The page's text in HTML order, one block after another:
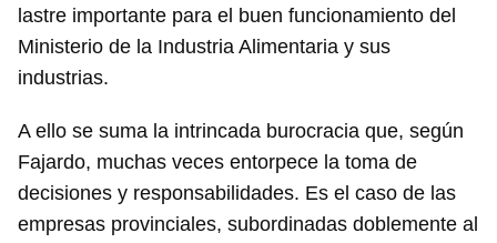
lastre importante para el buen funcionamiento del
Ministerio de la Industria Alimentaria y sus
industrias.
A ello se suma la intrincada burocracia que, según
Fajardo, muchas veces entorpece la toma de
decisiones y responsabilidades. Es el caso de las
empresas provinciales, subordinadas doblemente al